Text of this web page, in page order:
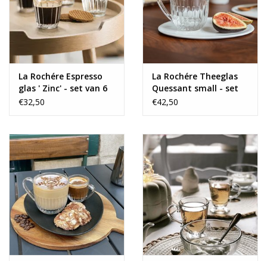
La Rochére Espresso
glas ' Zinc' - set van 6
€32,50
La Rochére Theeglas
Quessant small - set
van 6
€42,50